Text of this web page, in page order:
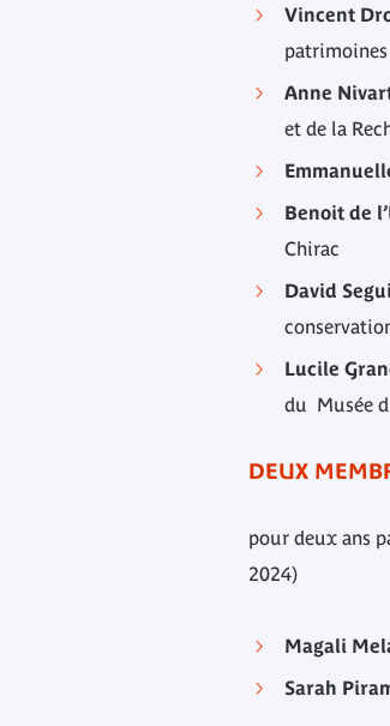
Vincent
Anne
et de la
Benoit de
Chirac
David
Lucile
du Musée
DEUX
pour deux ans
2024)
Magali
Sarah